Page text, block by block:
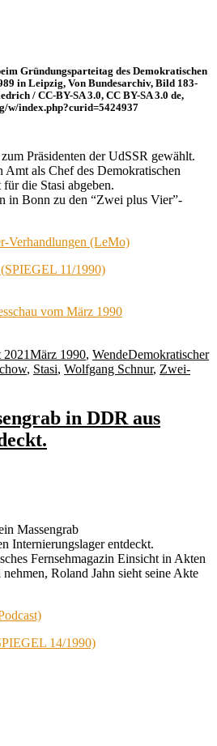
Gründungsparteitag des Demokratischen
in Leipzig, Von Bundesarchiv, Bild 183-
/ CC-BY-SA 3.0, CC BY-SA 3.0 de,
w/index.php?curid=5424937
Präsidenten der UdSSR gewählt.
Amt als Chef des Demokratischen
die Stasi abgeben.
in Bonn zu den “Zwei plus Vier”-
Verhandlungen (LeMo)
11/1990)
vom März 1990
März 1990, WendeDemokratischer
, Stasi, Wolfgang Schnur, Zwei-
in DDR aus
Massengrab
Internierungslager entdeckt.
Fernsehmagazin Einsicht in Akten
Roland Jahn sieht seine Akte
14/1990)